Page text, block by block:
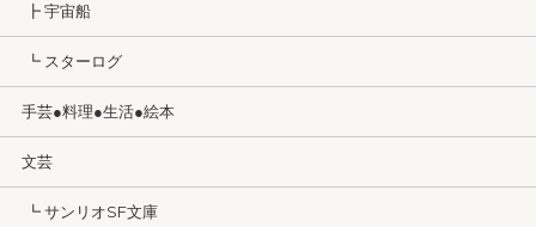
┣ 宇宙船
┗ スターログ
手芸●料理●生活●絵本
文芸
┗ サンリオSF文庫